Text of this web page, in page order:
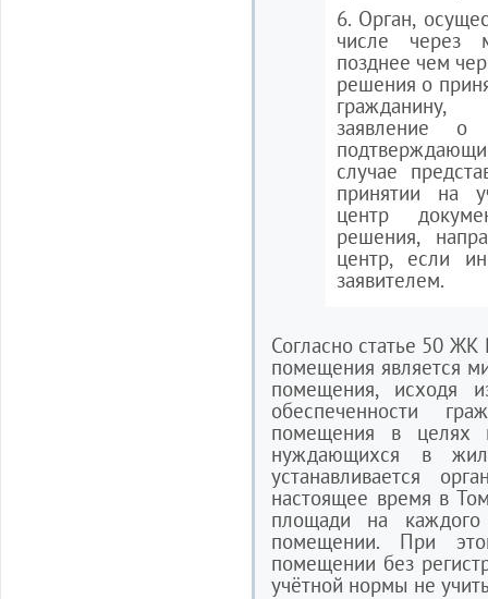
6. Орган,
числе через
позднее чем
решения о
гражданину,
заявление о
случае
принятии на
центр
решения,
центр, если
заявителем.
Согласно статье 50
помещения является
помещения, исходя
обеспеченности
помещения в целях
нуждающихся в
устанавливается
настоящее время в
площади на
помещении. При
помещении без
учётной нормы не